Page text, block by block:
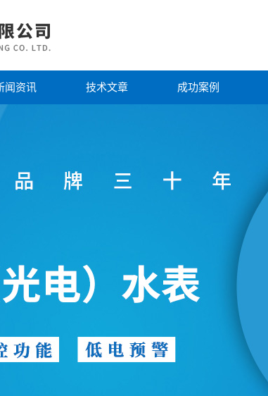
闻资讯 技术文章 成功案例